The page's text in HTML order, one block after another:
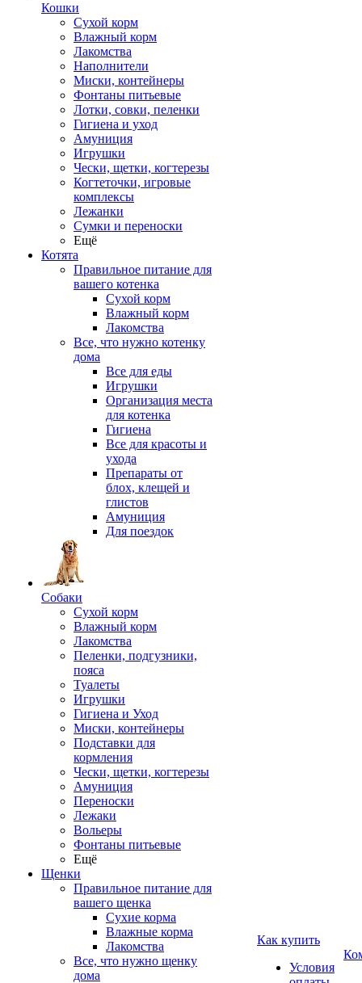
Кошки
Сухой корм
Влажный корм
Лакомства
Наполнители
Миски, контейнеры
Фонтаны питьевые
Лотки, совки, пеленки
Гигиена и уход
Амуниция
Игрушки
Чески, щетки, когтерезы
Когтеточки, игровые
комплексы
Лежанки
Сумки и переноски
Ещё
Котята
Правильное питание для
вашего котенка
Сухой корм
Влажный корм
Лакомства
Все, что нужно котенку
дома
Все для еды
Игрушки
Организация места
для котенка
Гигиена
Все для красоты и
ухода
Препараты от
блох, клещей и
глистов
Амуниция
Для поездок
Собаки
Сухой корм
Влажный корм
Лакомства
Пеленки, подгузники,
пояса
Туалеты
Игрушки
Гигиена и Уход
Миски, контейнеры
Подставки для
кормления
Чески, щетки, когтерезы
Амуниция
Переноски
Лежаки
Вольеры
Фонтаны питьевые
Ещё
Щенки
Правильное питание для
вашего щенка
Сухие корма
Влажные корма
Лакомства
Все, что нужно щенку
дома
Как купить
Условия